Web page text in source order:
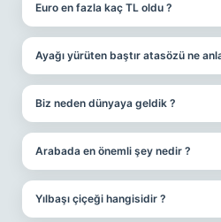
Euro en fazla kaç TL oldu ?
Ayağı yürüten baştır atasözü ne
Biz neden dünyaya geldik ?
Arabada en önemli şey nedir ?
Yılbaşı çiçeği hangisidir ?